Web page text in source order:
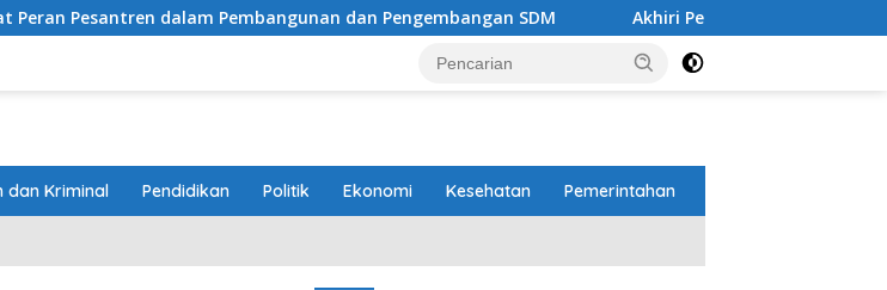
dalam Pembangunan dan Pengembangan SDM Akhiri Penantian 19 Tahun Warga, Bupati
dan Kriminal Pendidikan Politik Ekonomi Kesehatan Pemerintahan